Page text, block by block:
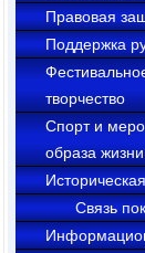
Правовая
Поддержка
творчество
Cпорт и
образа жизни
Связь